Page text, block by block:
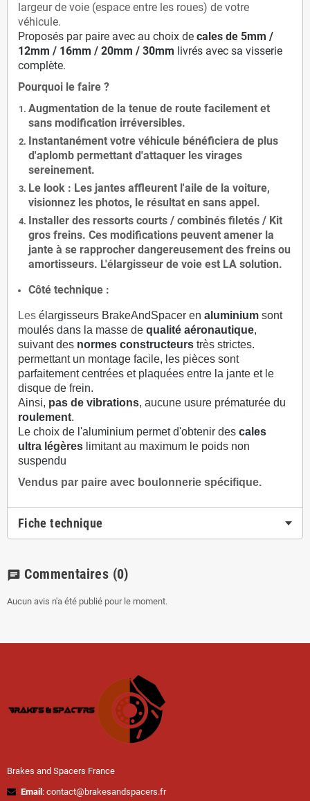
largeur de voie (espace entre les roues) de votre
véhicule.
Proposés par paire avec au choix de cales de 5mm /
12mm / 16mm / 20mm / 30mm livrés avec sa visserie
complète.
Pourquoi le faire ?
Augmentation de la tenue de route facilement et
sans modification irréversibles.
Instantanément votre véhicule bénéficiera de plus
d'aplomb permettant d'attaquer les virages
sereinement.
Le look : Les jantes affleurent l'aile de la voiture,
visionnez les photos, le résultat en sans appel.
Installer des ressorts courts / combinés filetés / Kit
gros freins. Ces modifications peuvent amener la
jante à se rapprocher dangereusement des freins ou
amortisseurs. L'élargisseur de voie est LA solution.
Côté technique :
Les élargisseurs BrakeAndSpacer en aluminium sont
moulés dans la masse de qualité aéronautique,
suivant des normes constructeurs très strictes.
permettant un montage facile, les pièces sont
parfaitement centrées et plaquées entre la jante et le
disque de frein.
Ainsi, pas de vibrations, aucune usure prématurée du
roulement.
Le choix de l'aluminium permet d'obtenir des cales
ultra légères limitant au maximum le poids non
suspendu
Vendus par paire avec boulonnerie spécifique.
Fiche technique
chat Commentaires (0)
Aucun avis n'a été publié pour le moment.
Brakes and Spacers France
Email : contact@brakesandspacers.fr